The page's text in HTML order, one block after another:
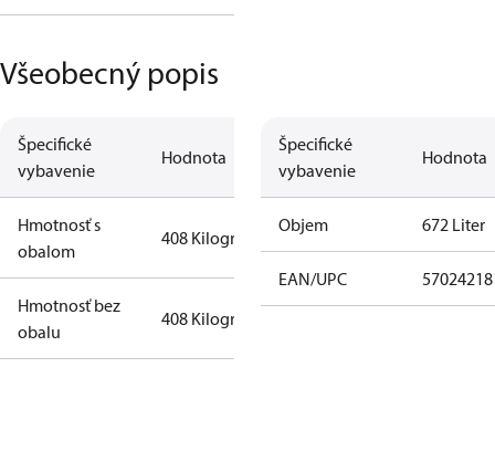
Všeobecný popis
Špecifické
vybavenie
Hodnota
Hmotnosť s
obalom
408 Kilogram
Hmotnosť bez
obalu
408 Kilogram
Špecifické
vybavenie
Hodnota
Objem 672 Liter
EAN/UPC